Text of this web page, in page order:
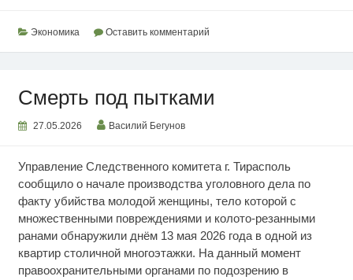
Экономика Оставить комментарий
Смерть под пытками
27.05.2026 Василий Бегунов
Управление Следственного комитета г. Тирасполь
сообщило о начале производства уголовного дела по
факту убийства молодой женщины, тело которой с
множественными повреждениями и колото-резанными
ранами обнаружили днём 13 мая 2026 года в одной из
квартир столичной многоэтажки. На данный момент
правоохранительными органами по подозрению в